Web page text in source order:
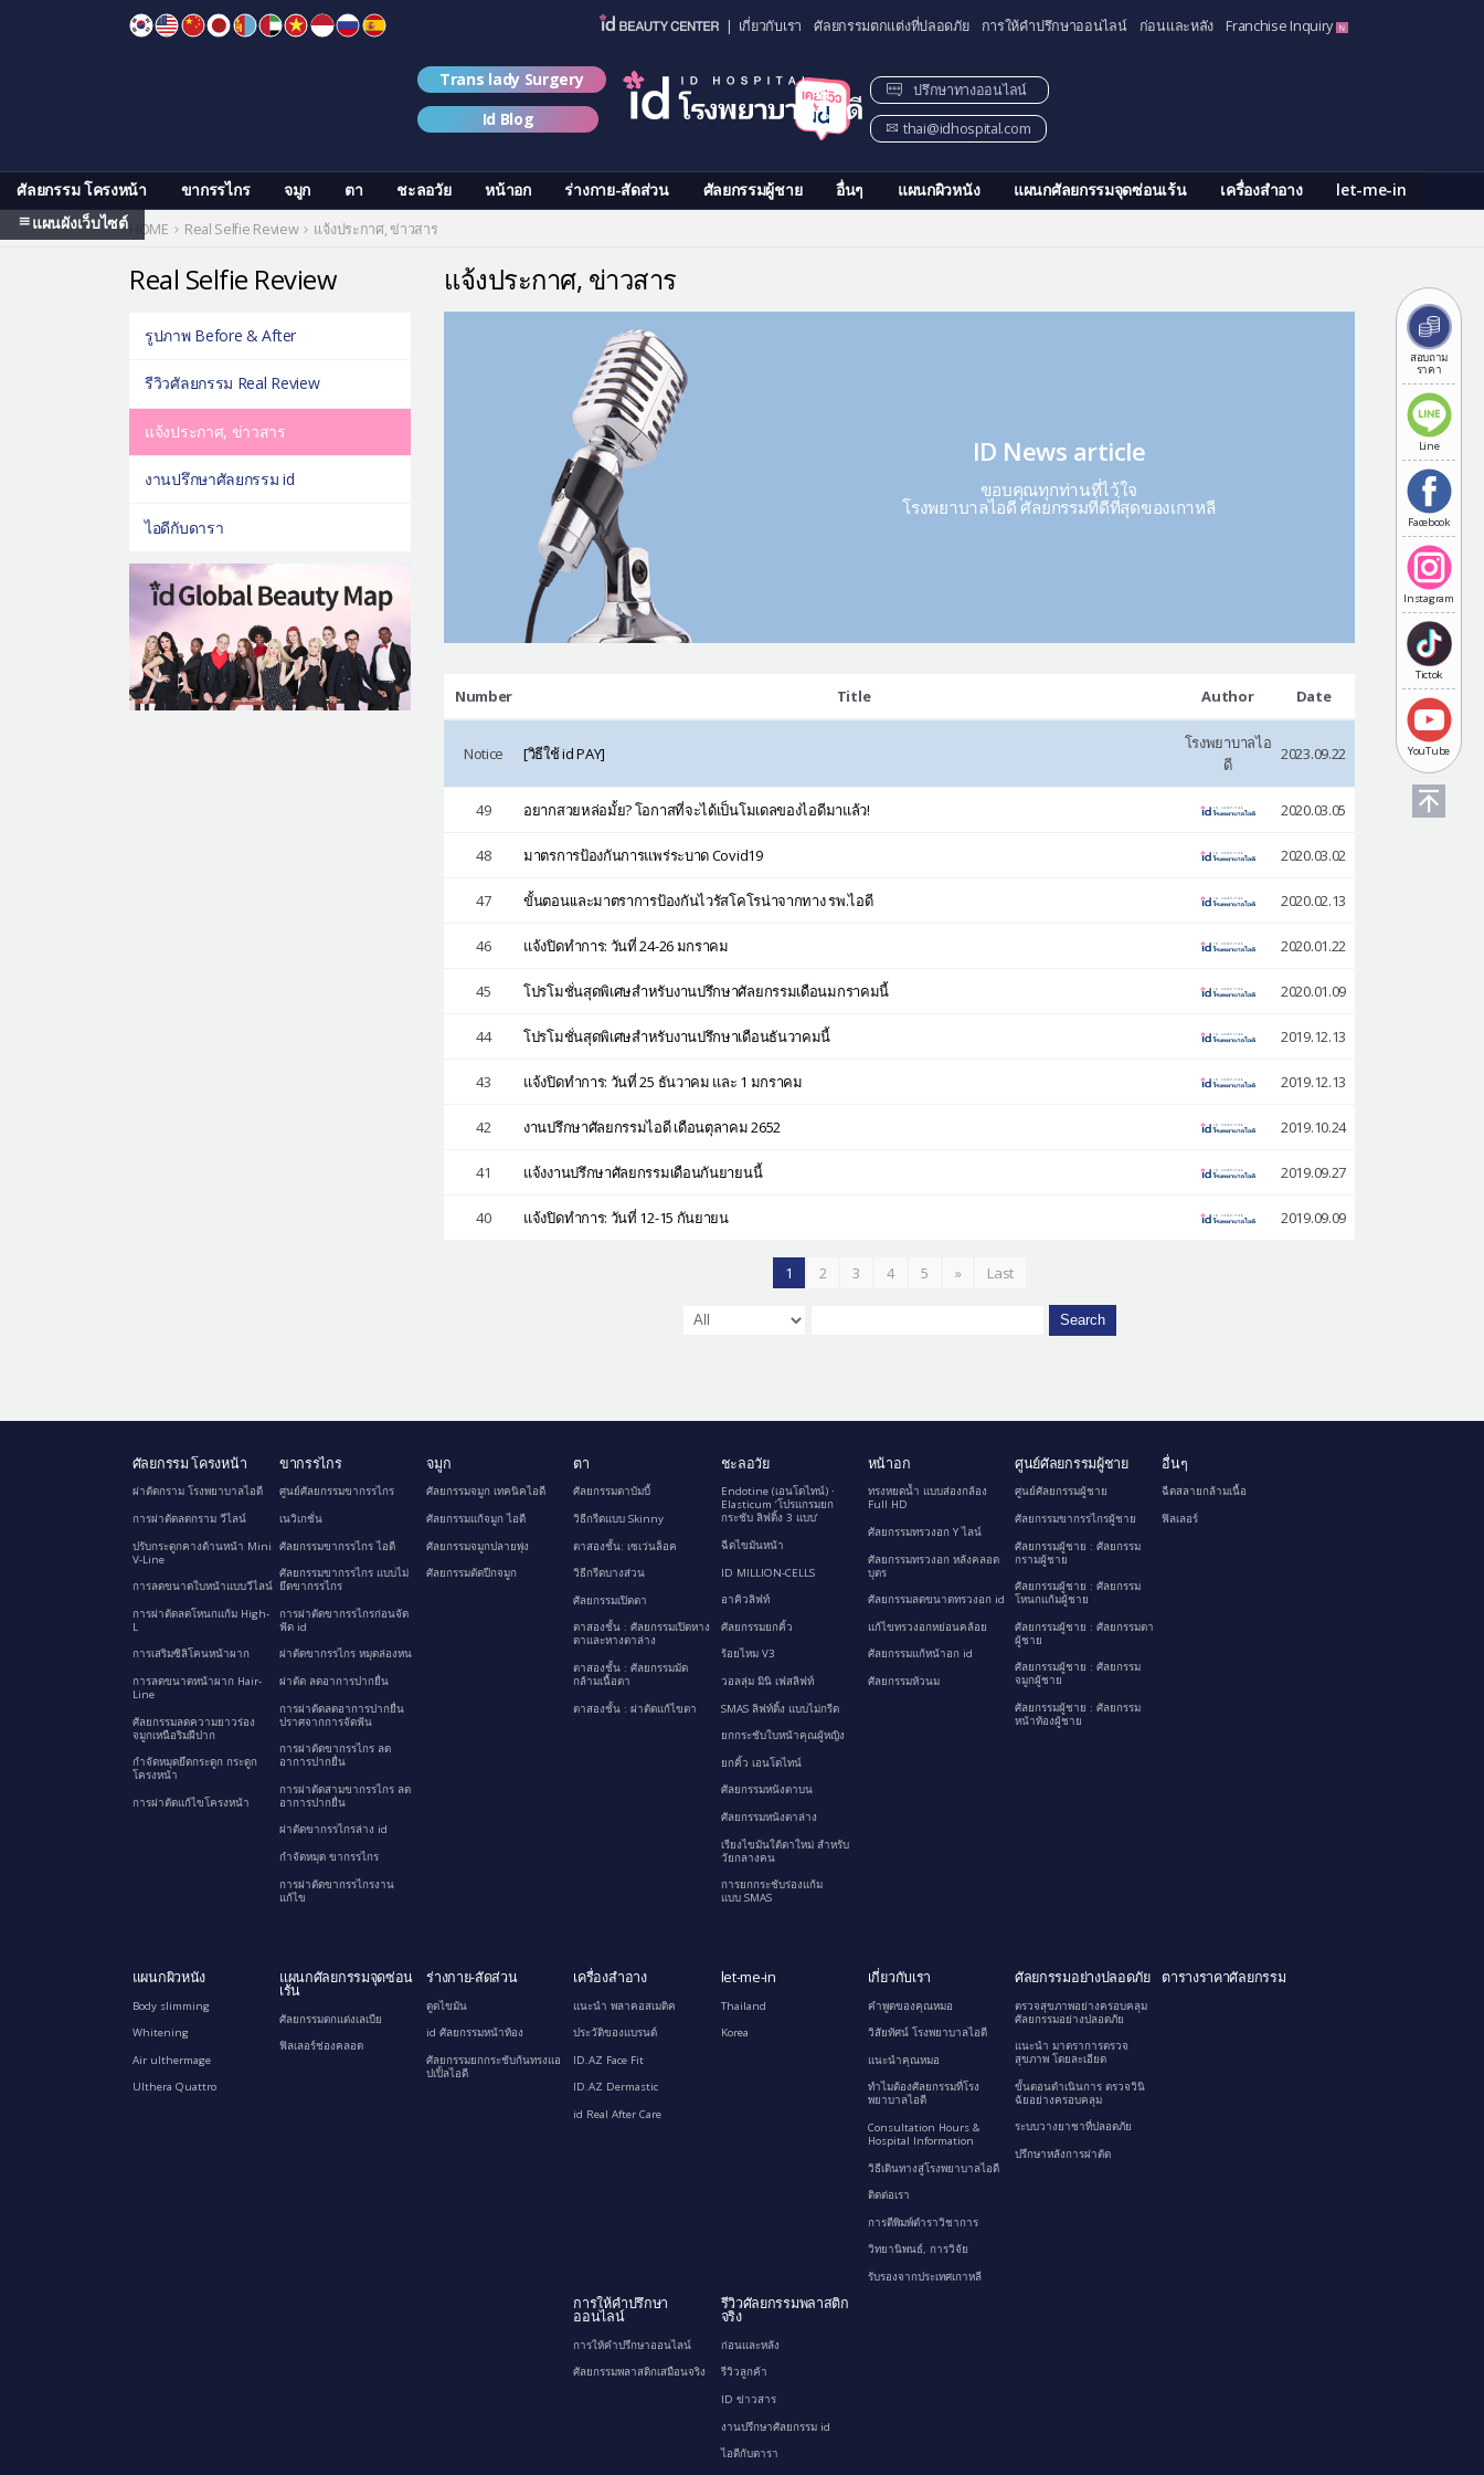
| เกี่ยวกับเรา ศัลยกรรมตกแต่งที่ปลอดภัย การให้คำปรึกษาออนไลน์ ก่อนและหลัง Franchise Inquiry
ศัลยกรรม โครงหน้า ขากรรไกร จมูก ตา ชะลอวัย หน้าอก ร่างกาย-สัดส่วน ศัลยกรรมผู้ชาย อื่นๆ แผนกผิวหนัง แผนกศัลยกรรมจุดซ่อนเร้น เครื่องสำอาง
let-me-in
แผนผังเว็บไซต์
Trans lady Surgery
Id Blog
ปรึกษาทางออนไลน์
thai@idhospital.com
สอบถาม
ราคา
Line
Facebook
Instagram
Tictok
YouTube
HOME Real Selfie Review แจ้งประกาศ, ข่าวสาร
แจ้งประกาศ, ข่าวสาร
ID News article
ขอบคุณทุกท่านที่ไว้ใจ
โรงพยาบาลไอดี ศัลยกรรมที่ดีที่สุดของเกาหลี
Number Title Author Date
Notice [วิธีใช้ id PAY]
โรงพยาบาลไอ
ดี
2023.09.22
49 อยากสวยหล่อมั้ย? โอกาสที่จะได้เป็นโมเดลของไอดีมาแล้ว! 2020.03.05
48 มาตรการป้องกันการแพร่ระบาด Covid19 2020.03.02
47 ขั้นตอนเเละมาตราการป้องกันไวรัสโคโรน่าจากทาง รพ.ไอดี 2020.02.13
46 แจ้งปิดทำการ: วันที่ 24-26 มกราคม 2020.01.22
45 โปรโมชั่นสุดพิเศษสำหรับงานปรึกษาศัลยกรรมเดือนมกราคมนี้ 2020.01.09
44 โปรโมชั่นสุดพิเศษสำหรับงานปรึกษาเดือนธันวาคมนี้ 2019.12.13
43 แจ้งปิดทำการ: วันที่ 25 ธันวาคม และ 1 มกราคม 2019.12.13
42 งานปรึกษาศัลยกรรมไอดี เดือนตุลาคม 2652 2019.10.24
41 แจ้งงานปรึกษาศัลยกรรมเดือนกันยายนนี้ 2019.09.27
40 แจ้งปิดทำการ: วันที่ 12-15 กันยายน 2019.09.09
1 2 3 4 5 » Last
Search
Real Selfie Review
รูปภาพ Before & After
รีวิวศัลยกรรม Real Review
แจ้งประกาศ, ข่าวสาร
งานปรึกษาศัลยกรรม id
ไอดีกับดารา
ศัลยกรรม โครงหน้า
ผ่าตัดกราม โรงพยาบาลไอดี
การผ่าตัดลดกราม วีไลน์
ปรับกระดูกคางด้านหน้า Mini
V-Line
การลดขนาดใบหน้าแบบวีไลน์
การผ่าตัดลดโหนกแก้ม High-
L
การเสริมซิลิโคนหน้าผาก
การลดขนาดหน้าผาก Hair-
Line
ศัลยกรรมลดความยาวร่อง
จมูกเหนือริมฝีปาก
กำจัดหมุดยึดกระดูก กระดูก
โครงหน้า
การผ่าตัดแก้ไขโครงหน้า
ขากรรไกร
ศูนย์ศัลยกรรมขากรรไกร
เนวิเกชั่น
ศัลยกรรมขากรรไกร ไอดี
ศัลยกรรมขากรรไกร แบบไม่
ยึดขากรรไกร
การผ่าตัดขากรรไกรก่อนจัด
ฟัด id
ผ่าตัดขากรรไกร หมุดล่องหน
ผ่าตัด ลดอาการปากยื่น
การผ่าตัดลดอาการปากยื่น
ปราศจากการจัดฟัน
การผ่าตัดขากรรไกร ลด
อาการปากยื่น
การผ่าตัดสามขากรรไกร ลด
อาการปากยื่น
ผ่าตัดขากรรไกรล่าง id
กำจัดหมุด ขากรรไกร
การผ่าตัดขากรรไกรงาน
แก้ไข
จมูก
ศัลยกรรมจมูก เทคนิคไอดี
ศัลยกรรมแก้จมูก ไอดี
ศัลยกรรมจมูกปลายพุ่ง
ศัลยกรรมตัดปีกจมูก
ตา
ศัลยกรรมตาบัมบี้
วิธีกรีดแบบ Skinny
ตาสองชั้น: เซเว่นล็อค
วิธีกรีดบางส่วน
ศัลยกรรมเปิดตา
ตาสองชั้น : ศัลยกรรมเปิดหาง
ตาและหางตาล่าง
ตาสองชั้น : ศัลยกรรมมัด
กล้ามเนื้อตา
ตาสองชั้น : ผ่าตัดแก้ไขตา
ชะลอวัย
Endotine (เอนโดไทน์) ∙
Elasticum ‘โปรแกรมยก
กระชับ ลิฟติ้ง 3 แบบ’
ฉีดไขมันหน้า
ID MILLION-CELLS
อาคิวลิฟท์
ศัลยกรรมยกคิ้ว
ร้อยไหม V3
วอลลุ่ม มินิ เฟสลิฟท์
SMAS ลิฟท์ติ้ง แบบไม่กรีด
ยกกระชับใบหน้าคุณผู้หญิง
ยกคิ้ว เอนโดไทน์
ศัลยกรรมหนังตาบน
ศัลยกรรมหนังตาล่าง
เรียงไขมันใต้ตาใหม่ สำหรับ
วัยกลางคน
การยกกระชับร่องแก้ม
แบบ SMAS
หน้าอก
ทรงหยดน้ำ แบบส่องกล้อง
Full HD
ศัลยกรรมทรวงอก Y ไลน์
ศัลยกรรมทรวงอก หลังคลอด
บุตร
ศัลยกรรมลดขนาดทรวงอก id
แก้ไขทรวงอกหย่อนคล้อย
ศัลยกรรมแก้หน้าอก id
ศัลยกรรมหัวนม
ศูนย์ศัลยกรรมผู้ชาย
ศูนย์ศัลยกรรมผู้ชาย
ศัลยกรรมขากรรไกรผู้ชาย
ศัลยกรรมผู้ชาย : ศัลยกรรม
กรามผู้ชาย
ศัลยกรรมผู้ชาย : ศัลยกรรม
โหนกแก้มผู้ชาย
ศัลยกรรมผู้ชาย : ศัลยกรรมตา
ผู้ชาย
ศัลยกรรมผู้ชาย : ศัลยกรรม
จมูกผู้ชาย
ศัลยกรรมผู้ชาย : ศัลยกรรม
หน้าท้องผู้ชาย
อื่นๆ
ฉีดสลายกล้ามเนื้อ
ฟิลเลอร์
แผนกผิวหนัง
Body slimming
Whitening
Air ulthermage
Ulthera Quattro
แผนกศัลยกรรมจุดซ่อน
เร้น
ศัลยกรรมตกแต่งเลเบีย
ฟิลเลอร์ช่องคลอด
ร่างกาย-สัดส่วน
ดูดไขมัน
id ศัลยกรรมหน้าท้อง
ศัลยกรรมยกกระชับก้นทรงแอ
ปเปิ้ลไอดี
เครื่องสำอาง
แนะนำ พลาคอสเมติค
ประวัติของแบรนด์
ID.AZ Face Fit
ID.AZ Dermastic
id Real After Care
let-me-in
Thailand
Korea
เกี่ยวกับเรา
คำพูดของคุณหมอ
วิสัยทัศน์ โรงพยาบาลไอดี
แนะนำคุณหมอ
ทำไมต้องศัลยกรรมที่โรง
พยาบาลไอดี
Consultation Hours &
Hospital Information
วิธีเดินทางสู่โรงพยาบาลไอดี
ติดต่อเรา
การตีพิมพ์ตำราวิชาการ
วิทยานิพนธ์, การวิจัย
รับรองจากประเทศเกาหลี
ศัลยกรรมอย่างปลอดภัย
ตรวจสุขภาพอย่างครอบคลุม
ศัลยกรรมอย่างปลอดภัย
แนะนำ มาตราการตรวจ
สุขภาพ โดยละเอียด
ขั้นตอนดำเนินการ ตรวจวินิ
ฉัยอย่างครอบคลุม
ระบบวางยาชาที่ปลอดภัย
ปรึกษาหลังการผ่าตัด
ตารางราคาศัลยกรรม
การให้คำปรึกษา
ออนไลน์
การให้คำปรึกษาออนไลน์
ศัลยกรรมพลาสติกเสมือนจริง
รีวิวศัลยกรรมพลาสติก
จริง
ก่อนและหลัง
รีวิวลูกค้า
ID ข่าวสาร
งานปรึกษาศัลยกรรม id
ไอดีกับดารา